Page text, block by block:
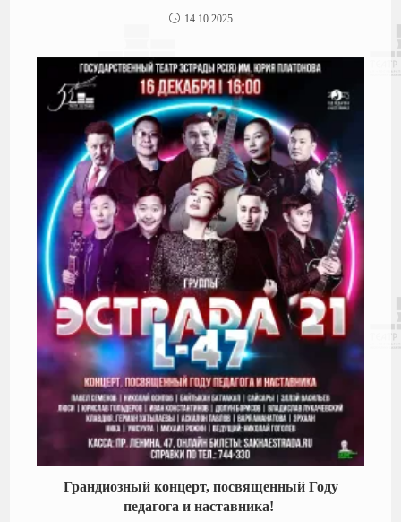
14.10.2025
Грандиозный концерт, посвященный Году
педагога и наставника!